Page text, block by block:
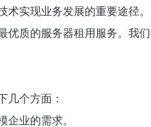
实现业务发展的重要途径。
质的服务器租用服务。
几个方面：
企业的需求。